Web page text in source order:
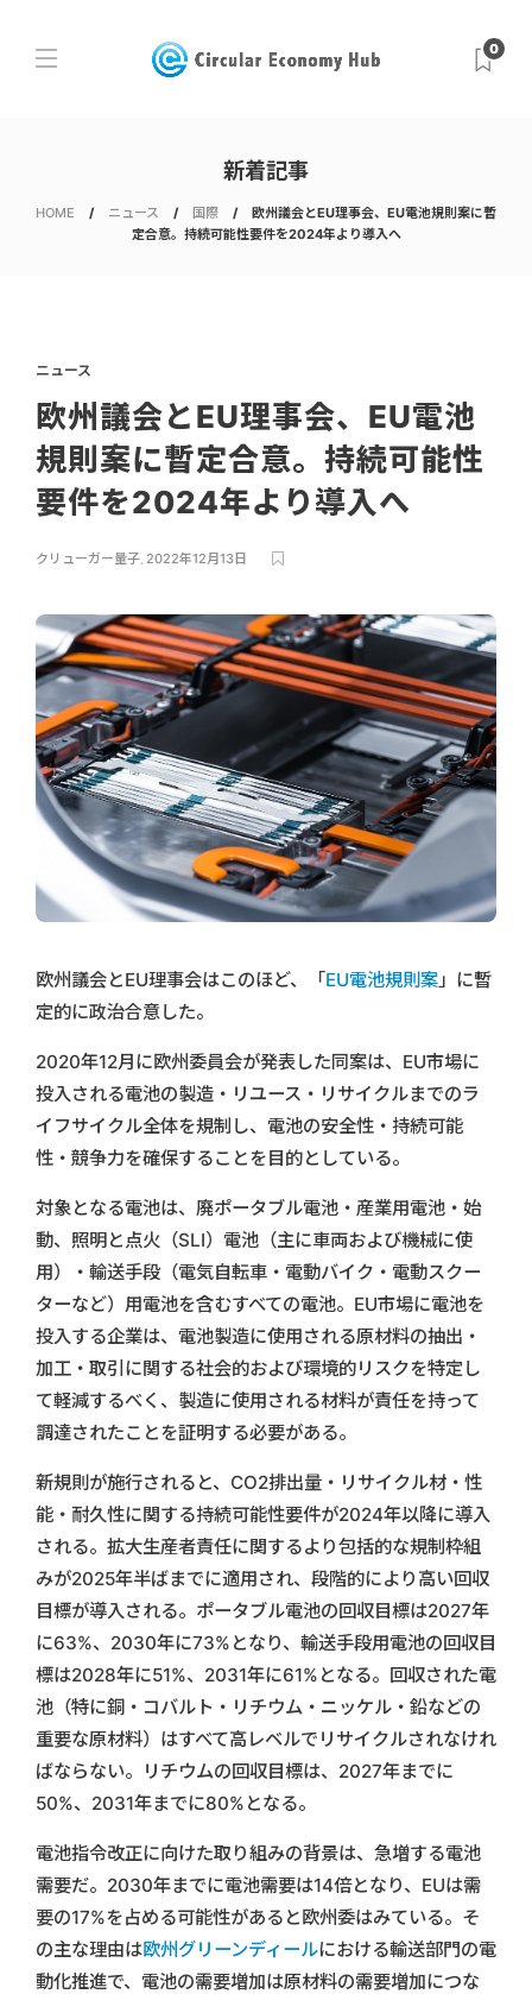
0
新着記事
HOME ニュース 国際
欧州議会とEU理事会、EU電池規則案に暫
定合意。持続可能性要件を2024年より導入へ
ニュース
欧州議会とEU理事会、EU電池
規則案に暫定合意。持続可能性
要件を2024年より導入へ
クリューガー量子, 2022年12月13日
欧州議会とEU理事会はこのほど、「EU電池規則案 」に暫
定的に政治合意した。
2020年12月に欧州委員会が発表した同案は、EU市場に
投入される電池の製造・リユース・リサイクルまでのラ
イフサイクル全体を規制し、電池の安全性・持続可能
性・競争力を確保することを目的としている。
対象となる電池は、廃ポータブル電池・産業用電池・始
動、照明と点火（SLI）電池（主に車両および機械に使
用）・輸送手段（電気自転車・電動バイク・電動スクー
ターなど）用電池を含むすべての電池。EU市場に電池を
投入する企業は、電池製造に使用される原材料の抽出・
加工・取引に関する社会的および環境的リスクを特定し
て軽減するべく、製造に使用される材料が責任を持って
調達されたことを証明する必要がある。
新規則が施行されると、CO2排出量・リサイクル材・性
能・耐久性に関する持続可能性要件が2024年以降に導入
される。拡大生産者責任に関するより包括的な規制枠組
みが2025年半ばまでに適用され、段階的により高い回収
目標が導入される。ポータブル電池の回収目標は2027年
に63%、2030年に73%となり、輸送手段用電池の回収目
標は2028年に51%、2031年に61%となる。回収された電
池（特に銅・コバルト・リチウム・ニッケル・鉛などの
重要な原材料）はすべて高レベルでリサイクルされなけれ
ばならない。リチウムの回収目標は、2027年までに
50%、2031年までに80%となる。
電池指令改正に向けた取り組みの背景は、急増する電池
需要だ。2030年までに電池需要は14倍となり、EUは需
要の17%を占める可能性があると欧州委はみている。そ
の主な理由は欧州グリーンディールにおける輸送部門の電
動化推進で、電池の需要増加は原材料の需要増加につな